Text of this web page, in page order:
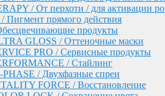
/ Средства для блеска волос
/ Средства для осветления волос
/ Стайлинг
Для мужчин
/ Уход для придания объема
Care / Деликатный уход для
/ Питание и восстановление волос
/ Увлажняющие средства для волос
/ От перхоти / для активации
Пигмент прямого действия
продукты
GLOSS / Оттеночные маски
PRO / Сервисные продукты
/ Стайлинг
/ Двухфазные спреи
FORCE / Восстановление